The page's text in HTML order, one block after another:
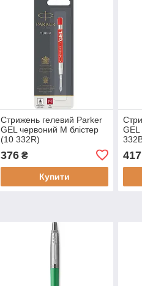
Стрижень гелевий Parker
GEL червоний М блістер
(10 332R)
376₴
Купити
GEL
417